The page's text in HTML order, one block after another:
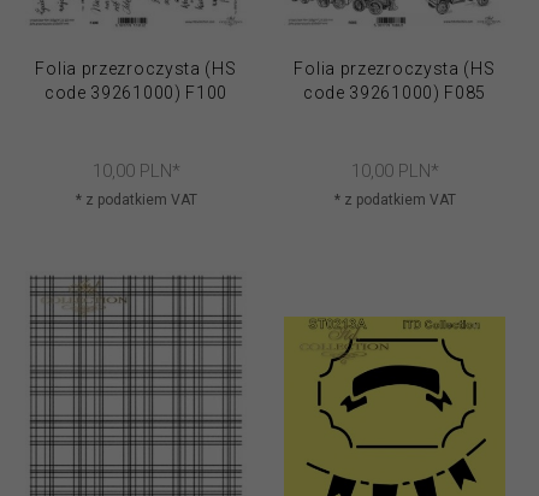
Folia przezroczysta (HS
code 39261000) F100
10, 00 PLN*
* z podatkiem VAT
Folia przezroczysta (HS
code 39261000) F085
10, 00 PLN*
* z podatkiem VAT